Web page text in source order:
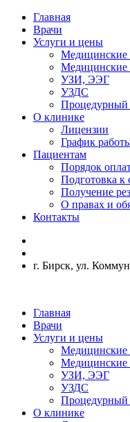
Главная
Врачи
Услуги и цены
Медицинские
Медицинские
УЗИ, ЭЭГ
УЗДС
Процедурный
О клинике
Лицензии
График
Пациентам
Порядок
Подготовка к
Получение
О правах и
Контакты
г. Бирск, ул.
Главная
Врачи
Услуги и цены
Медицинские
Медицинские
УЗИ, ЭЭГ
УЗДС
Процедурный
О клинике